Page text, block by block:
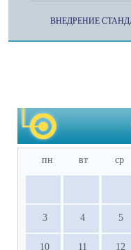
ВНЕДРЕНИЕ
пн вт ср
3 4 5
10 11 12